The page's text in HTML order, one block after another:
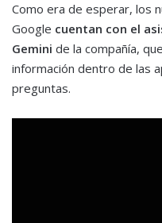
Como era de esperar, los
Google cuentan con el
Gemini de la compañía,
información dentro de las
preguntas.